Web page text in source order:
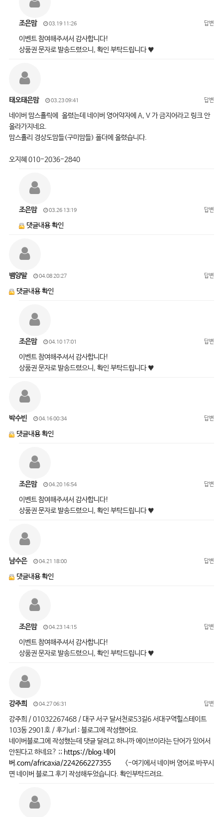
조은맘 03.19 11:26 답변
이벤트 참여해주셔서 감사합니다!
상품권 문자로 발송드렸으니, 확인 부탁드립니다 ♥
태오태은맘 03.23 09:41 답변
네이버 맘스홀릭에 올렸는데 네이버 영어약자에 A, V 가 금지어라고 링크 안
올라가지네요.
맘스홀리 경상도맘들(구미맘들) 폴더에 올렸습니다.
오지혜 010-2036-2840
조은맘 03.26 13:19 답변
댓글내용 확인
뱀양말 04.08 20:27 답변
댓글내용 확인
조은맘 04.10 17:01 답변
이벤트 참여해주셔서 감사합니다!
상품권 문자로 발송드렸으니, 확인 부탁드립니다 ♥
박수빈 04.16 00:34 답변
댓글내용 확인
조은맘 04.20 16:54 답변
이벤트 참여해주셔서 감사합니다!
상품권 문자로 발송드렸으니, 확인 부탁드립니다 ♥
남수은 04.21 18:00 답변
댓글내용 확인
조은맘 04.23 14:15 답변
이벤트 참여해주셔서 감사합니다!
상품권 문자로 발송드렸으니, 확인 부탁드립니다 ♥
강주희 04.27 06:31 답변
강주희 / 01032267468 / 대구 서구 달서천로53길6 서대구역힐스테이트
103동 2901호 / 후기url : 블로그에 작성했어요.
네이버블로그에 작성했는데 댓글 달려고 하니까 에이브이라는 단어가 있어서
안된다고 하네요? ;; https://blog.네이
버.com/africaxia/224266227355<-여기에서 네이버 영어로 바꾸시
면 네이버 블로그 후기 작성해두었습니다. 확인부탁드려요.